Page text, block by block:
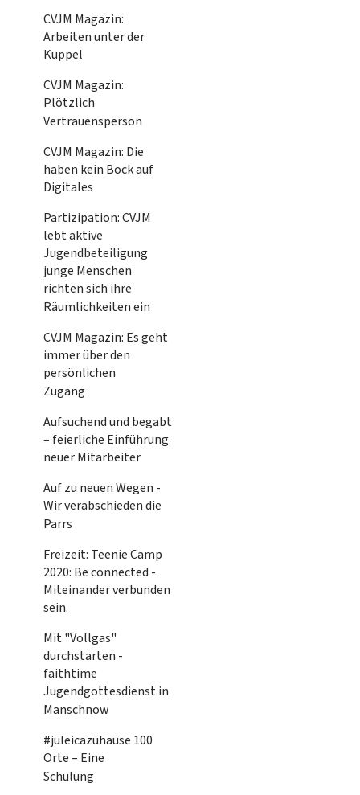
CVJM Magazin:
Arbeiten unter der
Kuppel
CVJM Magazin:
Plötzlich
Vertrauensperson
CVJM Magazin: Die
haben kein Bock auf
Digitales
Partizipation: CVJM
lebt aktive
Jugendbeteiligung
junge Menschen
richten sich ihre
Räumlichkeiten ein
CVJM Magazin: Es geht
immer über den
persönlichen
Zugang
Aufsuchend und begabt
– feierliche Einführung
neuer Mitarbeiter
Auf zu neuen Wegen -
Wir verabschieden die
Parrs
Freizeit: Teenie Camp
2020: Be connected -
Miteinander verbunden
sein.
Mit "Vollgas"
durchstarten -
faithtime
Jugendgottesdienst in
Manschnow
#juleicazuhause 100
Orte – Eine
Schulung